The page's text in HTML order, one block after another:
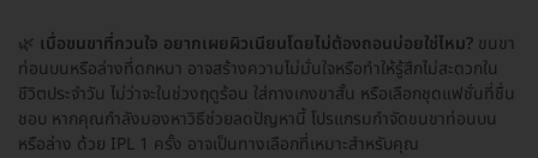
🌿 เบื่อขนขาที่กวนใจ อยากเผยผิวเนียนโดยไม่ต้องถอนบ่อยใช่ไหม? ขนขา
ท่อนบนหรือล่างที่ดกหนา อาจสร้างความไม่มั่นใจหรือทำให้รู้สึกไม่สะดวกใน
ชีวิตประจำวัน ไม่ว่าจะในช่วงฤดูร้อน ใส่กางเกงขาสั้น หรือเลือกชุดแฟชั่นที่ชื่น
ชอบ หากคุณกำลังมองหาวิธีช่วยลดปัญหานี้ โปรแกรมกำจัดขนขาท่อนบน
หรือล่าง ด้วย IPL 1 ครั้ง อาจเป็นทางเลือกที่เหมาะสำหรับคุณ